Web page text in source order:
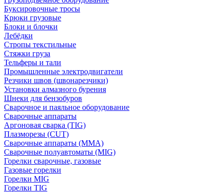
Буксировочные тросы
Крюки грузовые
Блоки и блочки
Лебёдки
Стропы текстильные
Стяжки груза
Тельферы и тали
Промышленные электродвигатели
Резчики швов (швонарезчики)
Установки алмазного бурения
Шнеки для бензобуров
Сварочное и паяльное оборудование
Сварочные аппараты
Аргоновая сварка (TIG)
Плазморезы (CUT)
Сварочные аппараты (MMA)
Сварочные полуавтоматы (MIG)
Горелки сварочные, газовые
Газовые горелки
Горелки MIG
Горелки TIG